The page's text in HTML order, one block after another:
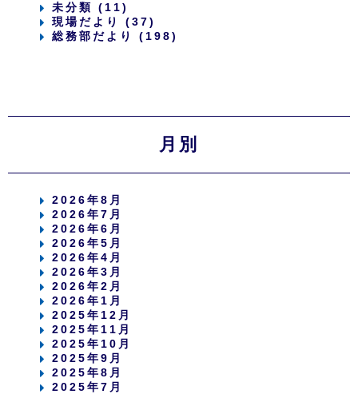
未分類 (11)
現場だより (37)
総務部だより (198)
月別
2026年8月
2026年7月
2026年6月
2026年5月
2026年4月
2026年3月
2026年2月
2026年1月
2025年12月
2025年11月
2025年10月
2025年9月
2025年8月
2025年7月